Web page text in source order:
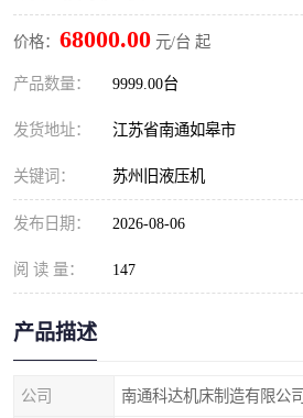
价格： 68000.00 元/台 起
产品数量： 9999.00台
发货地址： 江苏省南通如皋市
关键词： 苏州旧液压机
发布日期： 2026-08-06
阅 读 量： 147
产品描述
公司 南通科达机床制造有限公司